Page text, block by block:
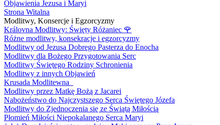
Objawienia Jezusa i Maryi
Strona Witalna
Modlitwy, Konsercje i Egzorcyzmy
Královna Modlitwy: Święty Różaniec 🌹
Różne modlitwy, konsekracje i egzorcyzmy
Modlitwy od Jezusa Dobrego Pasterza do Enocha
Modlitwy dla Bożego Przygotowania Serc
Modlitwy Świętego Rodziny Schronienia
Modlitwy z innych Objawień
Krusada Modlitewna
Modlitwy przez Matkę Bożą z Jacarei
Nabożeństwo do Najczystszego Serca Świętego Józefa
Modlitwy do Zjednoczenia się ze Świątą Miłością
Płomień Miłości Niepokalanego Serca Maryi